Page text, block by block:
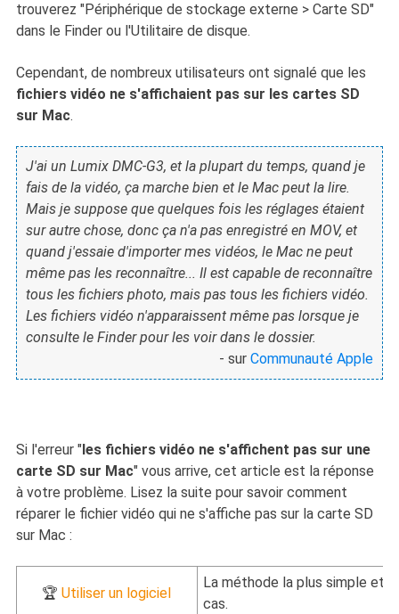
trouverez "Périphérique de stockage externe > Carte SD"
dans le Finder ou l'Utilitaire de disque.
Cependant, de nombreux utilisateurs ont signalé que les
fichiers vidéo ne s'affichaient pas sur les cartes SD
sur Mac.
J'ai un Lumix DMC-G3, et la plupart du temps, quand je
fais de la vidéo, ça marche bien et le Mac peut la lire.
Mais je suppose que quelques fois les réglages étaient
sur autre chose, donc ça n'a pas enregistré en MOV, et
quand j'essaie d'importer mes vidéos, le Mac ne peut
même pas les reconnaître... Il est capable de reconnaître
tous les fichiers photo, mais pas tous les fichiers vidéo.
Les fichiers vidéo n'apparaissent même pas lorsque je
consulte le Finder pour les voir dans le dossier.
- surCommunauté Apple
Si l'erreur "les fichiers vidéo ne s'affichent pas sur une
carte SD sur Mac" vous arrive, cet article est la réponse
à votre problème. Lisez la suite pour savoir comment
réparer le fichier vidéo qui ne s'affiche pas sur la carte SD
sur Mac :
🏆Utiliser un logiciel
La méthode la plus simple et
cas.